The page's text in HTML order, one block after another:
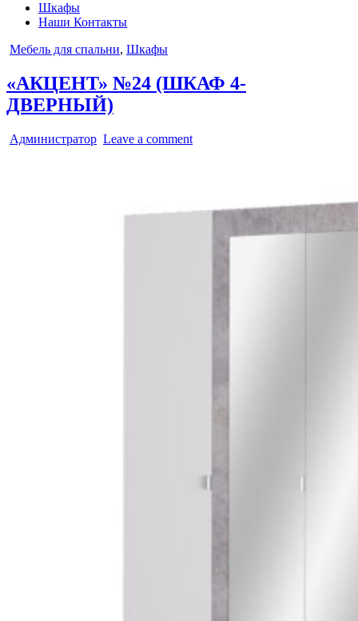
Шкафы
Наши Контакты
Опубликовано
Мебель для спальни, Шкафы
«АКЦЕНТ» №24 (ШКАФ 4-
ДВЕРНЫЙ)
Администратор Leave a comment